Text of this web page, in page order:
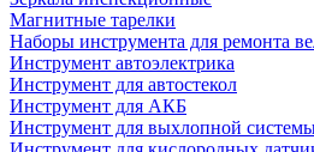
Магнитные тарелки
Наборы инструмента для ремонта
Инструмент автоэлектрика
Инструмент для автостекол
Инструмент для АКБ
Инструмент для выхлопной